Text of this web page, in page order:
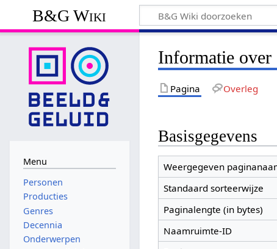
B&G Wiki
Informatie over
Pagina Overleg
Basisgegevens
Weergegeven
Standaard sorteerwijze
Paginalengte (in bytes)
Naamruimte-ID
Menu
Personen
Producties
Genres
Decennia
Onderwerpen